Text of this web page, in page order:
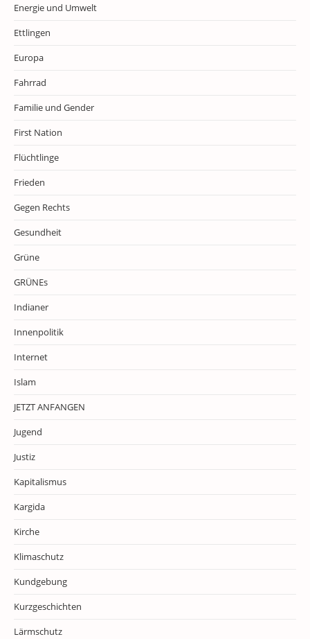
Energie und Umwelt
Ettlingen
Europa
Fahrrad
Familie und Gender
First Nation
Flüchtlinge
Frieden
Gegen Rechts
Gesundheit
Grüne
GRÜNEs
Indianer
Innenpolitik
Internet
Islam
JETZT ANFANGEN
Jugend
Justiz
Kapitalismus
Kargida
Kirche
Klimaschutz
Kundgebung
Kurzgeschichten
Lärmschutz